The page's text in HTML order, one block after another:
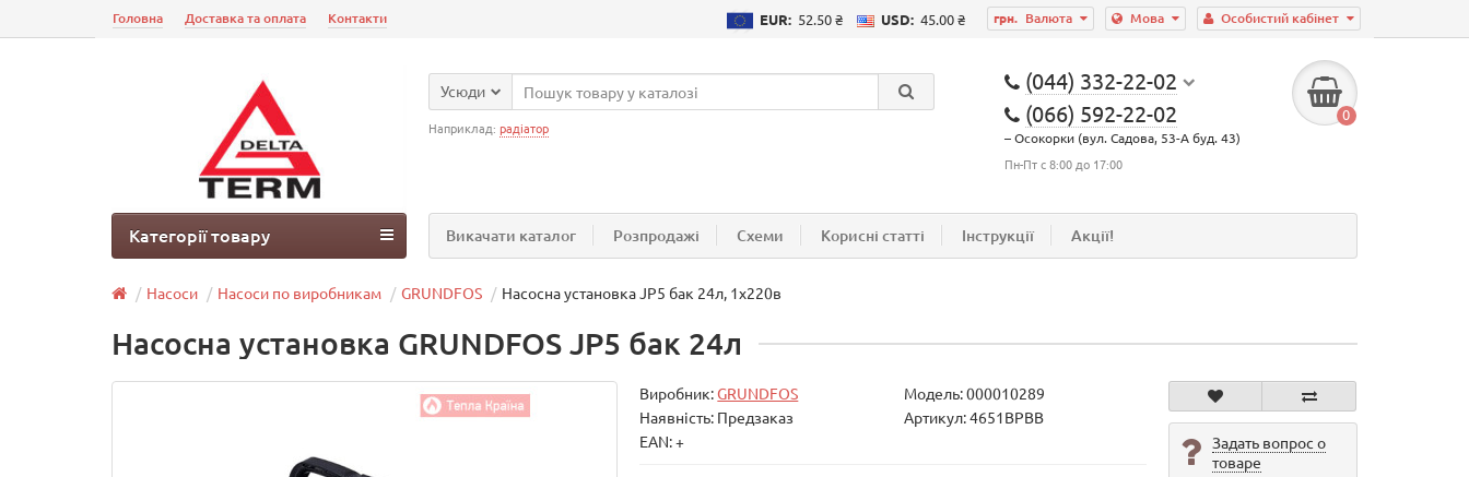
Особистий кабінет
Мова
грн. Валюта
EUR: 52.50 ₴ USD: 45.00 ₴
Головна Доставка та оплата Контакти
(044) 332-22-02
(066) 592-22-02
– Осокорки (вул. Садова, 53-А буд. 43)
Пн-Пт с 8:00 до 17:00
0
Усюди
Наприклад: радіатор
Викачати каталог Розпродажі Схеми Корисні статті Інструкції Акції!
Категорії товару
Насоси Насоси по виробникам GRUNDFOS Насосна установка JP5 бак 24л, 1х220в
Насосна установка GRUNDFOS JP5 бак 24л
Виробник:GRUNDFOS Модель:000010289
Наявність: Предзаказ
Артикул: 4651BPBB
EAN: +
Задать вопрос о
товаре